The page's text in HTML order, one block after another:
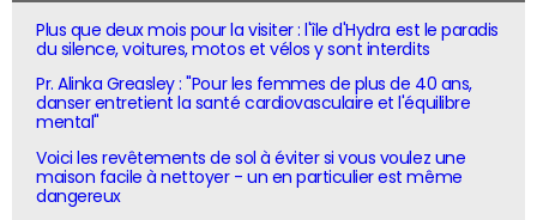
Plus que deux mois pour la visiter : l'île d'Hydra est le paradis
du silence, voitures, motos et vélos y sont interdits
Pr. Alinka Greasley : "Pour les femmes de plus de 40 ans,
danser entretient la santé cardiovasculaire et l'équilibre
mental"
Voici les revêtements de sol à éviter si vous voulez une
maison facile à nettoyer - un en particulier est même
dangereux